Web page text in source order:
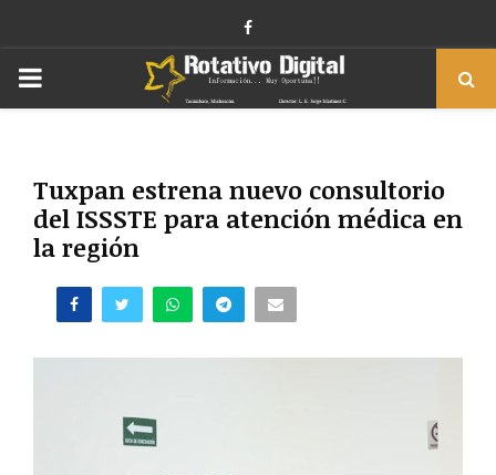
Facebook
PRIMARY
Tuxpan estrena nuevo consultorio
del ISSSTE para atención médica en
la región